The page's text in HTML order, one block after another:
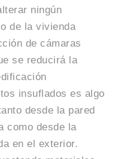
ningún
de la vivienda
de cámaras
se reducirá la
insuflados es algo
desde la pared
como desde la
en el exterior.